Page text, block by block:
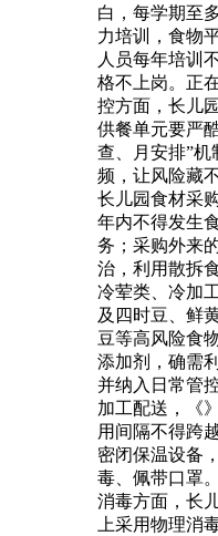
白，每学期至
力培训，食物
人员每年培训
格不上岗。正
控方面，长儿
供餐单元要严
查、月安排”
频，让风险藏
长儿园食材采
年内不得发生
务；采购外来
治，利用散拆
冷荤类、冷加
及四时豆、鲜
豆等高风险食
添加剂，确需
并纳入日常管
加工配送，《
用间隔不得跨
密闭保温设备
毒、佩带口罩
消毒方面，长
上采用物理消